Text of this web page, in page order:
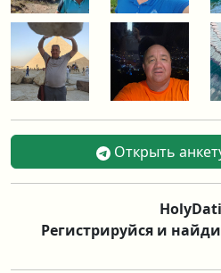
Открыть
Регистрируйся и